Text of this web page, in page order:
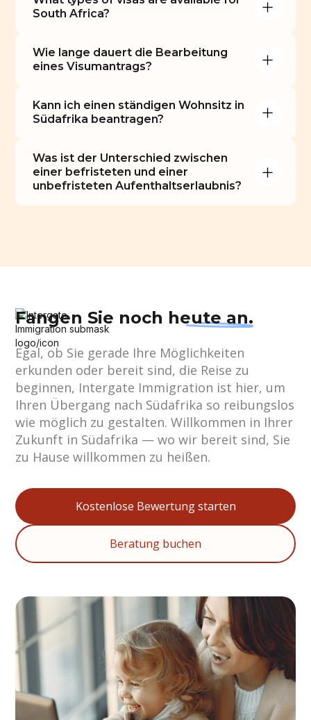
South Africa?
Wie lange dauert die Bearbeitung
eines Visumantrags?
Kann ich einen ständigen Wohnsitz in
Südafrika beantragen?
Was ist der Unterschied zwischen
einer befristeten und einer
unbefristeten Aufenthaltserlaubnis?
Fangen Sie noch heute an.
Egal, ob Sie gerade Ihre Möglichkeiten
erkunden oder bereit sind, die Reise zu
beginnen, Intergate Immigration ist hier, um
Ihren Übergang nach Südafrika so reibungslos
wie möglich zu gestalten. Willkommen in Ihrer
Zukunft in Südafrika — wo wir bereit sind, Sie
zu Hause willkommen zu heißen.
Kostenlose Bewertung starten
Beratung buchen